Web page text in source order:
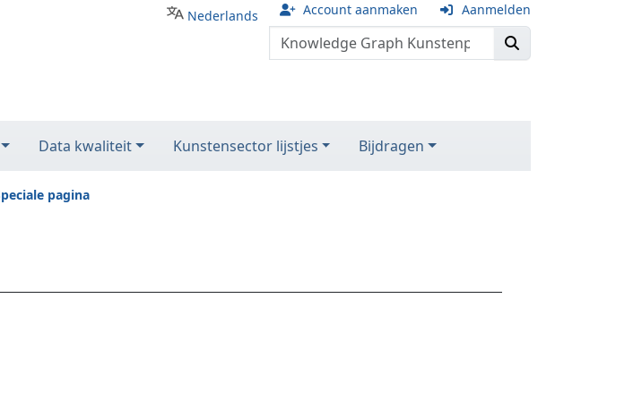
Nederlands Account aanmaken Aanmelden
Data kwaliteit Kunstensector lijstjes Bijdragen
pagina